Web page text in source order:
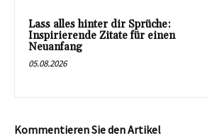
Lass alles hinter dir Sprüche:
Inspirierende Zitate für einen
Neuanfang
05.08.2026
Kommentieren Sie den Artikel